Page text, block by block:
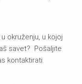
okruženju, u kojoj
savet? Pošaljite
kontaktirati.